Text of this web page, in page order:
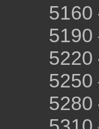
5160
5190
5220
5250
5280